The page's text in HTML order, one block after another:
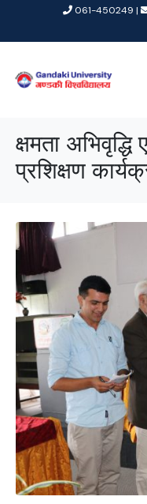
061-450249 |
क्षमता अभिवृद्धि
प्रशिक्षण